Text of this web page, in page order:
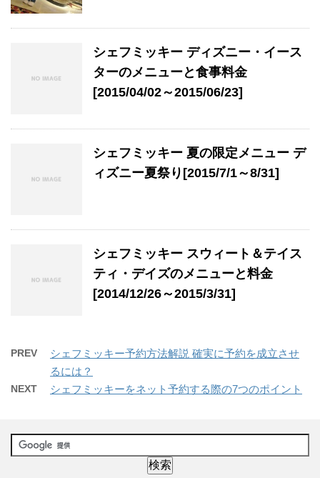
シェフミッキー ディズニー・イース
ターのメニューと食事料金
[2015/04/02～2015/06/23]
シェフミッキー 夏の限定メニュー デ
ィズニー夏祭り[2015/7/1～8/31]
シェフミッキー スウィート＆テイス
ティ・デイズのメニューと料金
[2014/12/26～2015/3/31]
PREV
シェフミッキー予約方法解説 確実に予約を成立させ
るには？
NEXT シェフミッキーをネット予約する際の7つのポイント